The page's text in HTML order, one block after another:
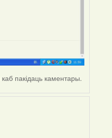
каб пакідаць каментары.